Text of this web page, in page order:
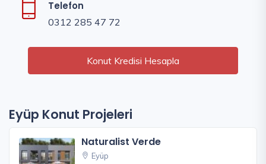
Telefon
0312 285 47 72
Konut Kredisi Hesapla
Eyüp Konut Projeleri
Naturalist Verde
Eyüp